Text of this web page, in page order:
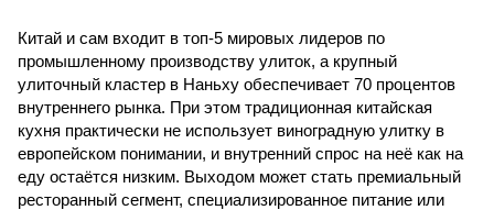
Китай и сам входит в топ-5 мировых лидеров по
промышленному производству улиток, а крупный
улиточный кластер в Наньху обеспечивает 70 процентов
внутреннего рынка. При этом традиционная китайская
кухня практически не использует виноградную улитку в
европейском понимании, и внутренний спрос на неё как на
еду остаётся низким. Выходом может стать премиальный
ресторанный сегмент, специализированное питание или